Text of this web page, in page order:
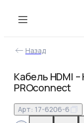
Назад
Кабель HDMI
PROconnect
Арт: 17-6206-6